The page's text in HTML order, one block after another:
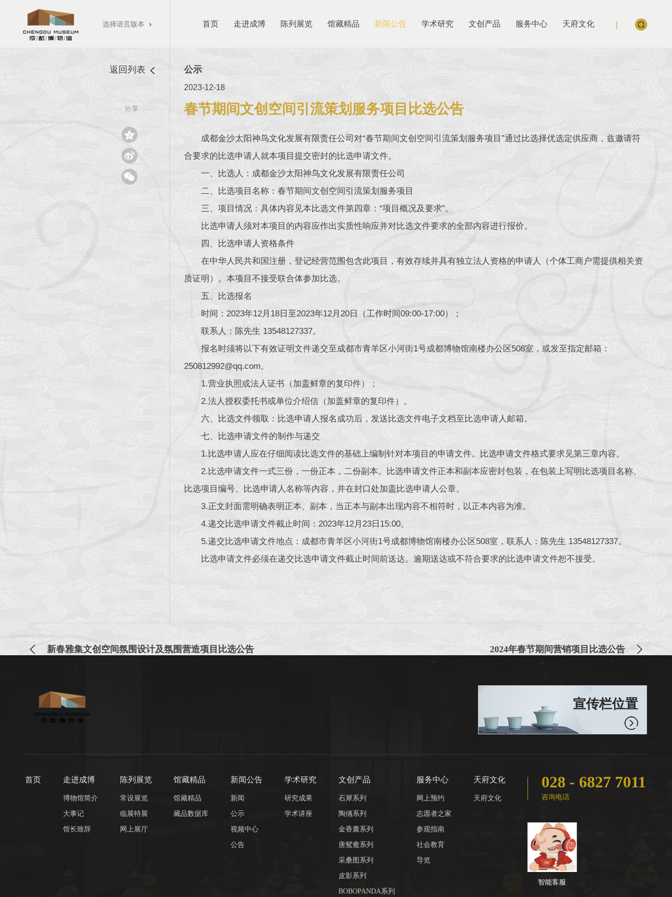
选择语言版本  首页 走进成博 陈列展览 馆藏精品 新闻公告 学术研究 文创产品 服务中心 天府文化
返回列表
—— 分享 ——



公示
2023-12-18
春节期间文创空间引流策划服务项目比选公告
成都金沙太阳神鸟文化发展有限责任公司对“春节期间文创空间引流策划服务项目”通过比选择优选定供应商，兹邀请符
合要求的比选申请人就本项目提交密封的比选申请文件。
一、比选人：成都金沙太阳神鸟文化发展有限责任公司
二、比选项目名称：春节期间文创空间引流策划服务项目
三、项目情况：具体内容见本比选文件第四章：“项目概况及要求”。
比选申请人须对本项目的内容应作出实质性响应并对比选文件要求的全部内容进行报价。
四、比选申请人资格条件
在中华人民共和国注册，登记经营范围包含此项目，有效存续并具有独立法人资格的申请人（个体工商户需提供相关资
质证明）。本项目不接受联合体参加比选。
五、比选报名
时间：2023年12月18日至2023年12月20日（工作时间09:00-17:00）；
联系人：陈先生 13548127337。
报名时须将以下有效证明文件递交至成都市青羊区小河街1号成都博物馆南楼办公区508室，或发至指定邮箱：
250812992@qq.com。
1.营业执照或法人证书（加盖鲜章的复印件）；
2.法人授权委托书或单位介绍信（加盖鲜章的复印件）。
六、比选文件领取：比选申请人报名成功后，发送比选文件电子文档至比选申请人邮箱。
七、比选申请文件的制作与递交
1.比选申请人应在仔细阅读比选文件的基础上编制针对本项目的申请文件。比选申请文件格式要求见第三章内容。
2.比选申请文件一式三份，一份正本，二份副本。比选申请文件正本和副本应密封包装，在包装上写明比选项目名称、
比选项目编号、比选申请人名称等内容，并在封口处加盖比选申请人公章。
3.正文封面需明确表明正本、副本，当正本与副本出现内容不相符时，以正本内容为准。
4.递交比选申请文件截止时间：2023年12月23日15:00。
5.递交比选申请文件地点：成都市青羊区小河街1号成都博物馆南楼办公区508室，联系人：陈先生 13548127337。
比选申请文件必须在递交比选申请文件截止时间前送达。逾期送达或不符合要求的比选申请文件恕不接受。
新春雅集文创空间氛围设计及氛围营造项目比选公告 2024年春节期间营销项目比选公告
宣传栏位置
首页 走进成博
博物馆简介
大事记
馆长致辞
陈列展览
常设展览
临展特展
网上展厅
馆藏精品
馆藏精品
藏品数据库
新闻公告
新闻
公示
视频中心
公告
学术研究
研究成果
学术讲座
文创产品
石犀系列
陶俑系列
金香囊系列
唐鸳鸯系列
采桑图系列
皮影系列
BOBOPANDA系列
服务中心
网上预约
志愿者之家
参观指南
社会教育
导览
天府文化
天府文化
028 - 6827 7011
咨询电话
智能客服